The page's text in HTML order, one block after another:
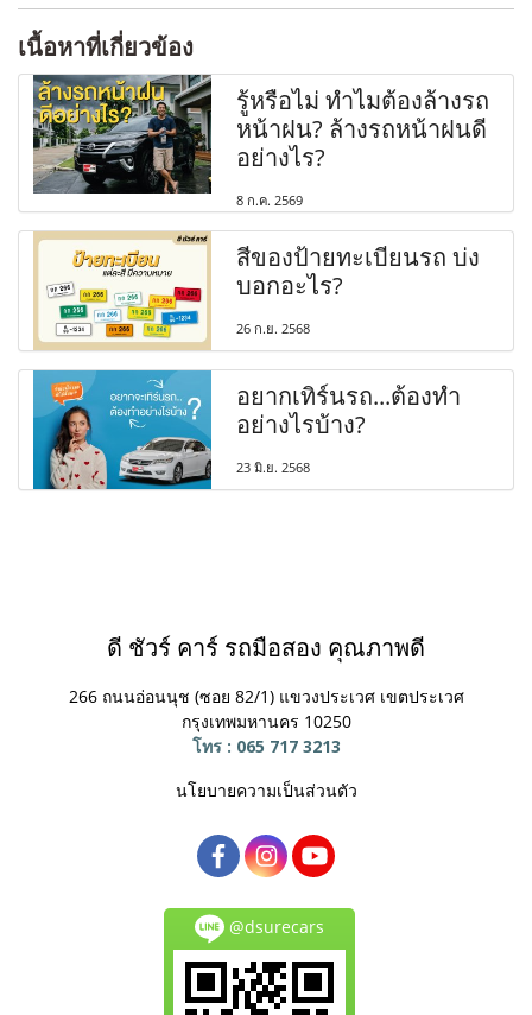
เนื้อหาที่เกี่ยวข้อง
รู้หรือไม่ ทำไมต้องล้างรถ
หน้าฝน? ล้างรถหน้าฝนดี
อย่างไร?
8 ก.ค. 2569
สีของป้ายทะเบียนรถ บ่ง
บอกอะไร?
26 ก.ย. 2568
อยากเทิร์นรถ...ต้องทำ
อย่างไรบ้าง?
23 มิ.ย. 2568
ดี ชัวร์ คาร์ รถมือสอง คุณภาพดี
266 ถนนอ่อนนุช (ซอย 82/1) แขวงประเวศ เขตประเวศ
กรุงเทพมหานคร 10250
โทร : 065 717 3213
นโยบายความเป็นส่วนตัว
@dsurecars